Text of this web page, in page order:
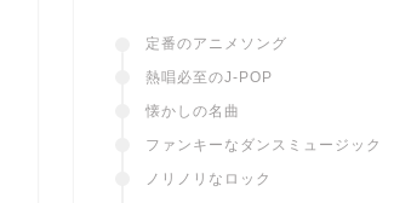
定番のアニメソング
熱唱必至のJ-POP
懐かしの名曲
ファンキーなダンスミュージック
ノリノリなロック